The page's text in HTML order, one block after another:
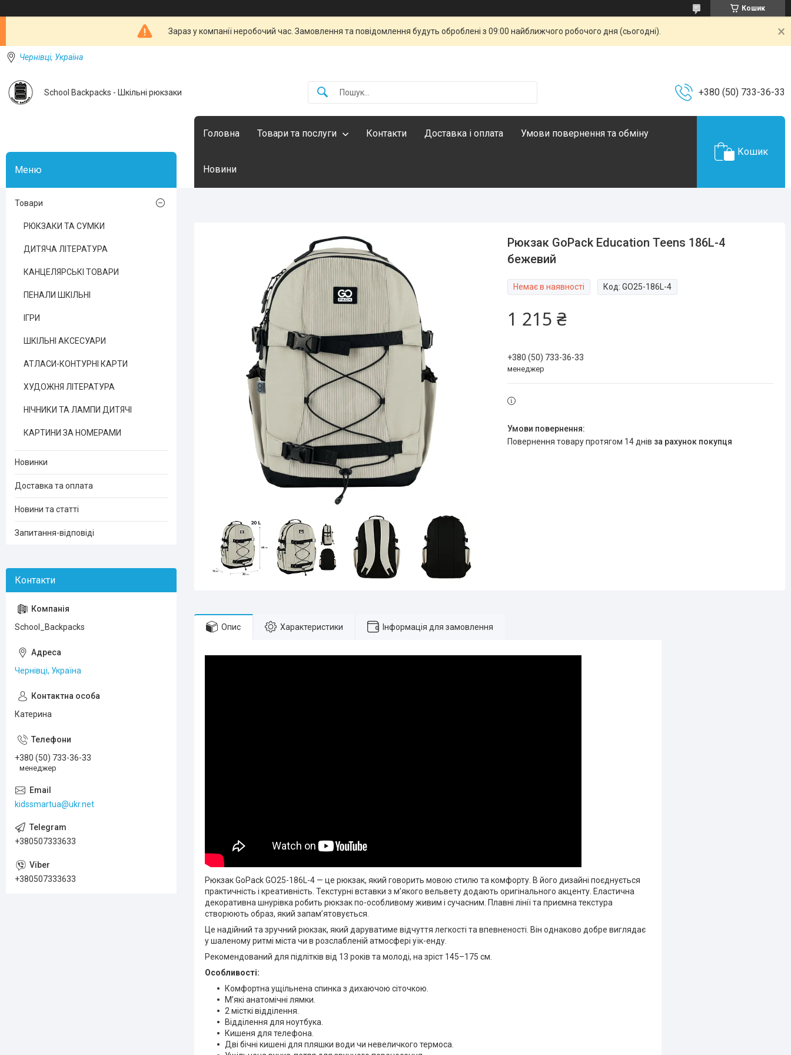
Кошик
Зараз у компанії неробочий час. Замовлення та повідомлення будуть оброблені з 09:00 найближчого робочого дня (сьогодні).
Чернівці, Україна
School Backpacks - Шкільні рюкзаки +380 (50) 733-36-33
Головна Товари та послуги Контакти Доставка і оплата Умови повернення та обміну
Новини
Кошик
Рюкзак GoPack Education Teens 186L-4
бежевий
Немає в наявності Код:GO25-186L-4
1 215 ₴
+380 (50) 733-36-33
менеджер
повернення товару протягом 14 днів за рахунок покупця
Опис Характеристики Інформація для замовлення
Рюкзак GoPack GO25-186L-4 — це рюкзак, який говорить мовою стилю та комфорту. В його дизайні поєднується
практичність і креативність. Текстурні вставки з м’якого вельвету додають оригінального акценту. Еластична
декоративна шнурівка робить рюкзак по-особливому живим і сучасним. Плавні лінії та приємна текстура
створюють образ, який запам’ятовується.
Це надійний та зручний рюкзак, який даруватиме відчуття легкості та впевненості. Він однаково добре виглядає
у шаленому ритмі міста чи в розслабленій атмосфері уїк-енду.
Рекомендований для підлітків від 13 років та молоді, на зріст 145–175 см.
Особливості:
Комфортна ущільнена спинка з дихаючою сіточкою.
М’які анатомічні лямки.
2 місткі відділення.
Відділення для ноутбука.
Кишеня для телефона.
Дві бічні кишені для пляшки води чи невеличкого термоса.
Товари
РЮКЗАКИ ТА СУМКИ
ДИТЯЧА ЛІТЕРАТУРА
КАНЦЕЛЯРСЬКІ ТОВАРИ
ПЕНАЛИ ШКІЛЬНІ
ІГРИ
ШКІЛЬНІ АКСЕСУАРИ
АТЛАСИ-КОНТУРНІ КАРТИ
ХУДОЖНЯ ЛІТЕРАТУРА
НІЧНИКИ ТА ЛАМПИ ДИТЯЧІ
КАРТИНИ ЗА НОМЕРАМИ
Новинки
Доставка та оплата
Новини та статті
Запитання-відповіді
School_Backpacks
Чернівці, Україна
Катерина
+380 (50) 733-36-33
менеджер
kidssmartua@ukr.net
+380507333633
+380507333633